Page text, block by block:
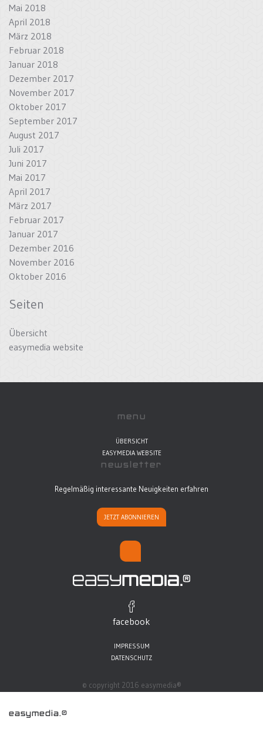
Mai 2018
April 2018
März 2018
Februar 2018
Januar 2018
Dezember 2017
November 2017
Oktober 2017
September 2017
August 2017
Juli 2017
Juni 2017
Mai 2017
April 2017
März 2017
Februar 2017
Januar 2017
Dezember 2016
November 2016
Oktober 2016
Seiten
Übersicht
easymedia website
menu
ÜBERSICHT
EASYMEDIA WEBSITE
newsletter
Regelmäßig interessante Neuigkeiten erfahren
JETZT ABONNIEREN
facebook
IMPRESSUM
DATENSCHUTZ
© copyright 2016 easymedia®
easymedia.®